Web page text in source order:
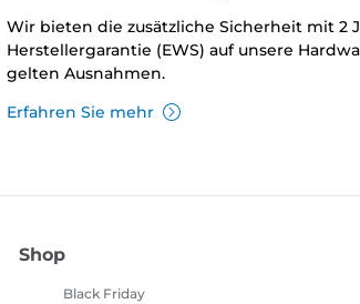
Wir bieten die zusätzliche Sicherheit mit 2
Herstellergarantie (EWS) auf unsere
gelten Ausnahmen.
Erfahren Sie mehr
Shop
Black Friday